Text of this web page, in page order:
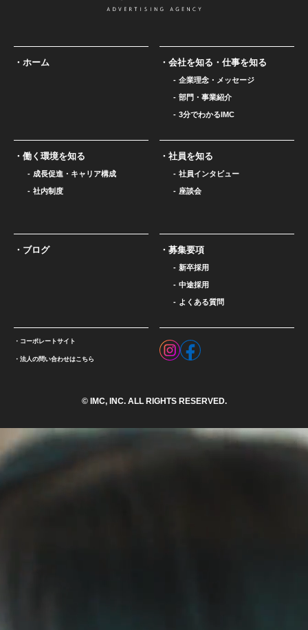
ホーム 会社を知る・仕事を知る
企業理念・メッセージ
部門・事業紹介
3分でわかるIMC
働く環境を知る
成長促進・キャリア構成
社内制度
社員を知る
社員インタビュー
座談会
ブログ 募集要項
新卒採用
中途採用
よくある質問
コーポレートサイト
法人の問い合わせはこちら
© IMC, INC. ALL RIGHTS RESERVED.